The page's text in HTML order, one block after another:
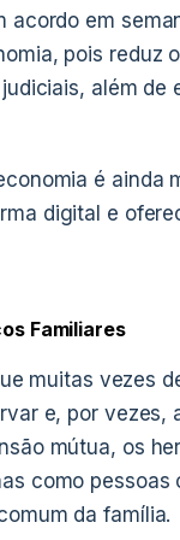
acordo em
pois reduz
além
é ainda
digital e
Familiares
muitas vezes
e, por
mútua, os
como
da família.